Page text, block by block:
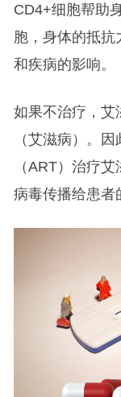
CD4+细胞帮助
胞，身体的抵抗
和疾病的影响。
如果不治疗，艾
（艾滋病）。
（ART）治疗
病毒传播给患者